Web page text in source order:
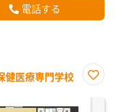
電話する
健医療専門学校
に入